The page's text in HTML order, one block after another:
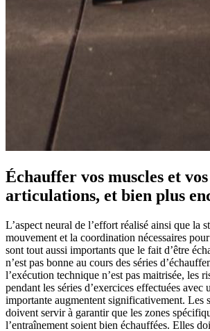
Échauffer vos muscles et vos
articulations, et bien plus
L’aspect neural de l’effort réalisé ainsi que la
mouvement et la coordination nécessaires
sont tout aussi importants que le fait d’être
n’est pas bonne au cours des séries
l’exécution technique n’est pas maitrisée, les
pendant les séries d’exercices effectuées avec
importante augmentent significativement. Les
doivent servir à garantir que les zones
l’entraînement soient bien échauffées. Elles